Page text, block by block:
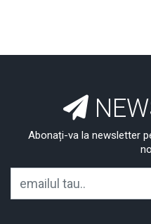
Abonați-va la newsletter